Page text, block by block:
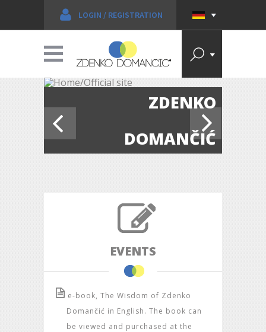
LOGIN / REGISTRATION
ZDENKO
DOMANČIĆ
EVENTS
e-book, The Wisdom of Zdenko
Domančić in English. The book can
be viewed and purchased at the